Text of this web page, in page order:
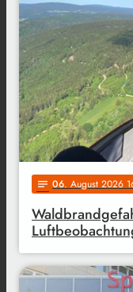
notes 06. August 2026